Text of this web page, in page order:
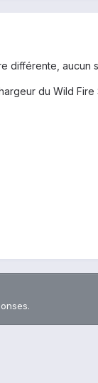
différente, aucun
du Wild Fire